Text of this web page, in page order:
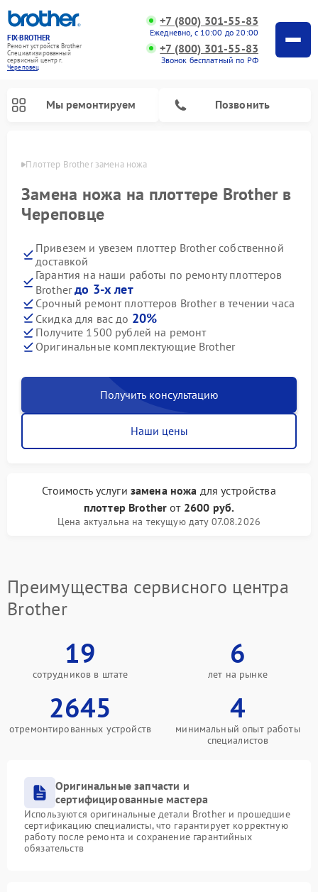
FIX-BROTHER
Ремонт устройств Brother
Специализированный
cервисный центр г.
Череповец
+7 (800) 301-55-83
Ежедневно, с 10:00 до 20:00
+7 (800) 301-55-83
Звонок бесплатный по РФ
Мы ремонтируем Позвонить
Плоттер Brother замена ножа
Замена ножа на плоттере Brother в
Череповце
Привезем и увезем плоттер Brother собственной
доставкой
Гарантия на наши работы по ремонту плоттеров
Brotherдо 3-х лет
Срочный ремонт плоттеров Brother в течении часа
Скидка для вас до 20%
Получите 1500 рублей на ремонт
Оригинальные комплектующие Brother
Получить консультацию
Наши цены
Стоимость услуги замена ножа для устройства
плоттер Brother от 2600 руб.
Цена актуальна на текущую дату 07.08.2026
Преимущества сервисного центра
Brother
19
сотрудников в штате
6
лет на рынке
2645
отремонтированных устройств
4
минимальный опыт работы
специалистов
Оригинальные запчасти и
сертифицированные мастера
Используются оригинальные детали Brother и прошедшие
сертификацию специалисты, что гарантирует корректную
работу после ремонта и сохранение гарантийных
обязательств